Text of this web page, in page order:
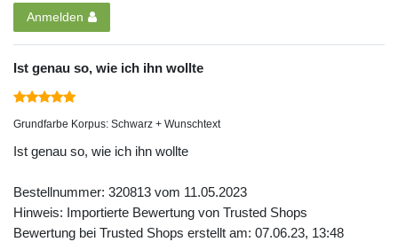
Anmelden
Ist genau so, wie ich ihn wollte
Grundfarbe Korpus: Schwarz + Wunschtext
Ist genau so, wie ich ihn wollte
Bestellnummer: 320813 vom 11.05.2023
Hinweis: Importierte Bewertung von Trusted Shops
Bewertung bei Trusted Shops erstellt am: 07.06.23, 13:48